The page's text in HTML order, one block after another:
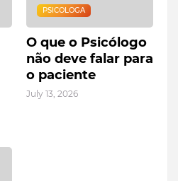
PSICOLOGA
O que o Psicólogo
não deve falar para
o paciente
July 13, 2026